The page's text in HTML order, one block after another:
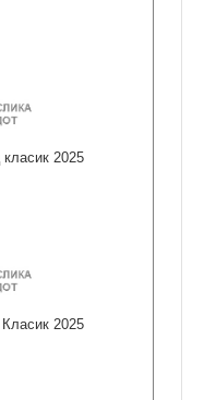
2025
2025